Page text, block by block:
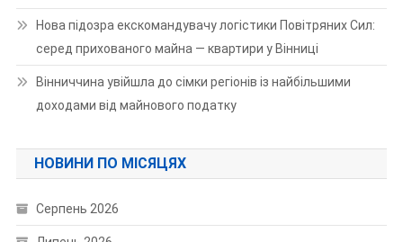
Нова підозра екскомандувачу логістики Повітряних Сил:
серед прихованого майна — квартири у Вінниці
Вінниччина увійшла до сімки регіонів із найбільшими
доходами від майнового податку
НОВИНИ ПО МІСЯЦЯХ
Серпень 2026